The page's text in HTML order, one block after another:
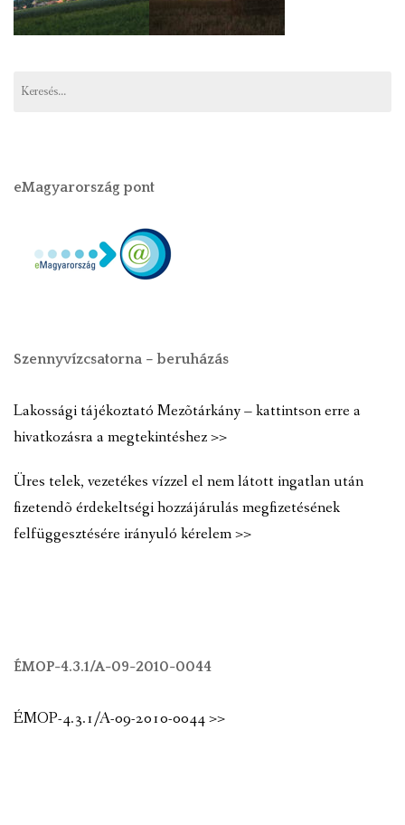
eMagyarország pont
Szennyvízcsatorna – beruházás
Lakossági tájékoztató Mezõtárkány – kattintson erre a
hivatkozásra a megtekintéshez >>
Üres telek, vezetékes vízzel el nem látott ingatlan után
fizetendõ érdekeltségi hozzájárulás megfizetésének
felfüggesztésére irányuló kérelem >>
ÉMOP-4.3.1/A-09-2010-0044
ÉMOP-4.3.1/A-09-2010-0044 >>